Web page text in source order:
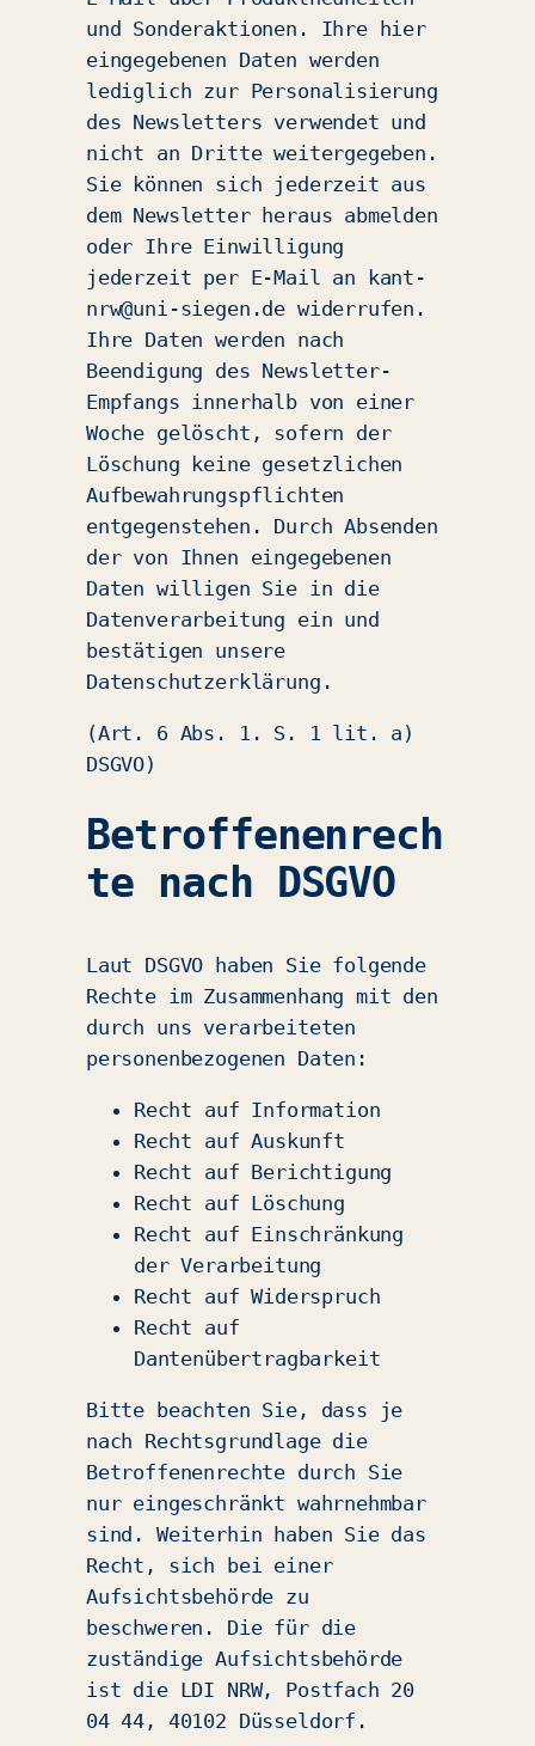
und Sonderaktionen. Ihre hier
eingegebenen Daten werden
lediglich zur Personalisierung
des Newsletters verwendet und
nicht an Dritte weitergegeben.
Sie können sich jederzeit aus
dem Newsletter heraus abmelden
oder Ihre Einwilligung
jederzeit per E-Mail an kant-
nrw@uni-siegen.de widerrufen.
Ihre Daten werden nach
Beendigung des Newsletter-
Empfangs innerhalb von einer
Woche gelöscht, sofern der
Löschung keine gesetzlichen
Aufbewahrungspflichten
entgegenstehen. Durch Absenden
der von Ihnen eingegebenen
Daten willigen Sie in die
Datenverarbeitung ein und
bestätigen unsere
Datenschutzerklärung.
(Art. 6 Abs. 1. S. 1 lit. a)
DSGVO)
Betroffenenrech
te nach DSGVO
Laut DSGVO haben Sie folgende
Rechte im Zusammenhang mit den
durch uns verarbeiteten
personenbezogenen Daten:
Recht auf Information
Recht auf Auskunft
Recht auf Berichtigung
Recht auf Löschung
Recht auf Einschränkung
der Verarbeitung
Recht auf Widerspruch
Recht auf
Dantenübertragbarkeit
Bitte beachten Sie, dass je
nach Rechtsgrundlage die
Betroffenenrechte durch Sie
nur eingeschränkt wahrnehmbar
sind. Weiterhin haben Sie das
Recht, sich bei einer
Aufsichtsbehörde zu
beschweren. Die für die
zuständige Aufsichtsbehörde
ist die LDI NRW, Postfach 20
04 44, 40102 Düsseldorf.